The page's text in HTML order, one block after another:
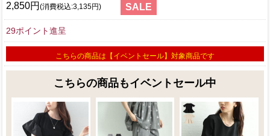
2,850円 (消費税込:3,135円)
SALE
29ポイント進呈
こちらの商品は【イベントセール】対象商品です
こちらの商品もイベントセール中